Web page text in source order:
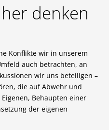
denken
Konflikte wir in unserem
auch betrachten, an
wir uns beteiligen –
die auf Abwehr und
Behaupten einer
der eigenen